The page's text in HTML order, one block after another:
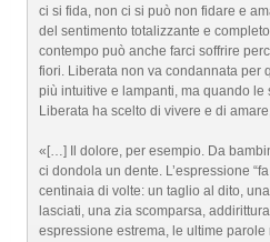
ci si fida, non ci si può non fidare e
del sentimento totalizzante e
contempo può anche farci soffrire
fiori. Liberata non va condannata per
più intuitive e lampanti, ma quando
Liberata ha scelto di vivere e di
«[…] Il dolore, per esempio. Da
ci dondola un dente. L’espressione
centinaia di volte: un taglio al dito,
lasciati, una zia scomparsa,
espressione estrema, le ultime parole